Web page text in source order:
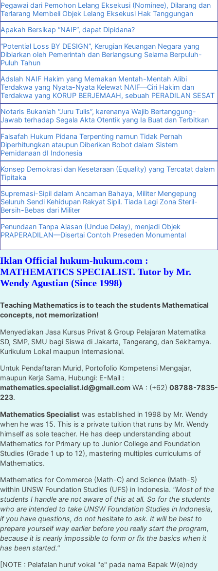
Pegawai dari Pemohon Lelang Eksekusi (Nominee), Dilarang dan
Terlarang Membeli Objek Lelang Eksekusi Hak Tanggungan
Apakah Bersikap “NAIF”, dapat Dipidana?
“Potential Loss BY DESIGN”, Kerugian Keuangan Negara yang
Dibiarkan oleh Pemerintah dan Berlangsung Selama Berpuluh-
Puluh Tahun
Adslah NAIF Hakim yang Memakan Mentah-Mentah Alibi
Terdakwa yang Nyata-Nyata Kelewat NAIF—Ciri Hakim dan
Terdakwa yang KORUP BERJEMAAH, sebuah PERADILAN SESAT
Notaris Bukanlah “Juru Tulis”, karenanya Wajib Bertanggung-
Jawab terhadap Segala Akta Otentik yang Ia Buat dan Terbitkan
Falsafah Hukum Pidana Terpenting namun Tidak Pernah
Diperhitungkan ataupun Diberikan Bobot dalam Sistem
Pemidanaan dI Indonesia
Konsep Demokrasi dan Kesetaraan (Equality) yang Tercatat dalam
Tipitaka
Supremasi-Sipil dalam Ancaman Bahaya, Militer Mengepung
Seluruh Sendi Kehidupan Rakyat Sipil. Tiada Lagi Zona Steril-
Bersih-Bebas dari Militer
Penundaan Tanpa Alasan (Undue Delay), menjadi Objek
PRAPERADILAN—Disertai Contoh Preseden Monumental
Iklan Official hukum-hukum.com :
MATHEMATICS SPECIALIST. Tutor by Mr.
Wendy Agustian (Since 1998)
Teaching Mathematics is to teach the students Mathematical
concepts, not memorization!
Menyediakan Jasa Kursus Privat & Group Pelajaran Matematika
SD, SMP, SMU bagi Siswa di Jakarta, Tangerang, dan Sekitarnya.
Kurikulum Lokal maupun Internasional.
Untuk Pendaftaran Murid, Portofolio Kompetensi Mengajar,
maupun Kerja Sama, Hubungi: E-Mail :
mathematics.specialist.id@gmail.com WA : (+62) 08788-7835-
223.
Mathematics Specialist was established in 1998 by Mr. Wendy
when he was 15. This is a private tuition that runs by Mr. Wendy
himself as sole teacher. He has deep understanding about
Mathematics for Primary up to Junior College and Foundation
Studies (Grade 1 up to 12), mastering multiples curriculums of
Mathematics.
Mathematics for Commerce (Math-C) and Science (Math-S)
within UNSW Foundation Studies (UFS) in Indonesia. "Most of the
students I handle are not aware of this at all. So for the students
who are intended to take UNSW Foundation Studies in Indonesia,
if you have questions, do not hesitate to ask. It will be best to
prepare yourself way earlier before you really start the program,
because it is nearly impossible to form or fix the basics when it
has been started."
[NOTE : Pelafalan huruf vokal "e" pada nama Bapak W(e)ndy